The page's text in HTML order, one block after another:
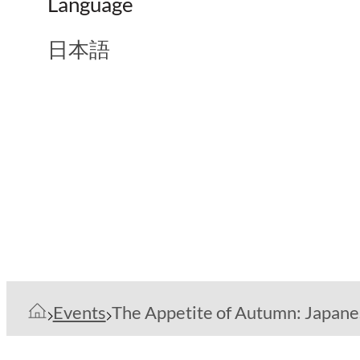
日本語
Events The Appetite of Autumn: